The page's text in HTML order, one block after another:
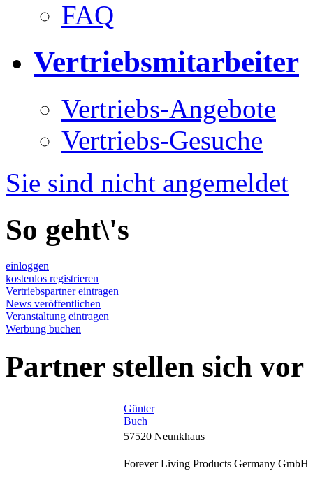
FAQ
Vertriebsmitarbeiter
Vertriebs-Angebote
Vertriebs-Gesuche
Sie sind nicht angemeldet
So geht\'s
einloggen
kostenlos registrieren
Vertriebspartner eintragen
News veröffentlichen
Veranstaltung eintragen
Werbung buchen
Partner stellen sich vor
Günter
Buch
57520 Neunkhaus
Forever Living Products Germany GmbH